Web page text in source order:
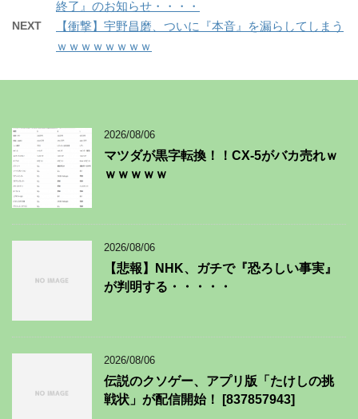
終了』のお知らせ・・・・
NEXT
【衝撃】宇野昌磨、ついに『本音』を漏らしてしまう
ｗｗｗｗｗｗｗｗ
2026/08/06
マツダが黒字転換！！CX-5がバカ売れｗ
ｗｗｗｗｗ
2026/08/06
【悲報】NHK、ガチで『恐ろしい事実』
が判明する・・・・・
2026/08/06
伝説のクソゲー、アプリ版「たけしの挑
戦状」が配信開始！ [837857943]